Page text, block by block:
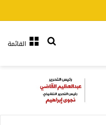
القائمةبحث عن